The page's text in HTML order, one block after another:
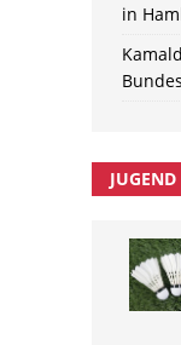
in
JUGEND